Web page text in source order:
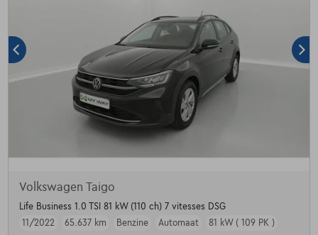
Volkswagen Taigo
Life Business 1.0 TSI 81 kW (110 ch) 7 vitesses DSG
11/2022
65.637 km Benzine Automaat 81 kW ( 109 PK )